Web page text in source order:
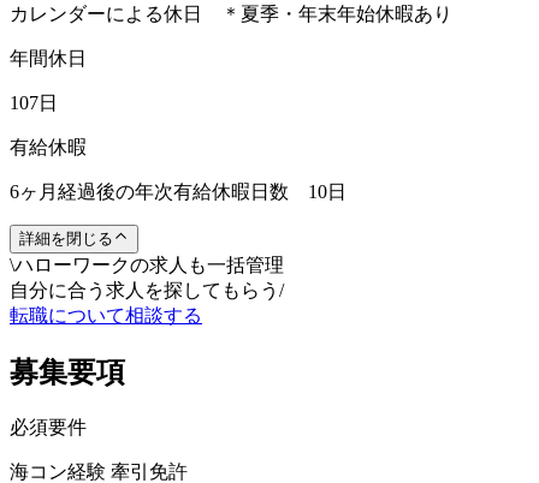
カレンダーによる休日 ＊夏季・年末年始休暇あり
年間休日
107日
有給休暇
6ヶ月経過後の年次有給休暇日数 10日
詳細を閉じる
\ハローワークの求人も一括管理
自分に合う求人を探してもらう /
転職について相談する
募集要項
必須要件
海コン経験 牽引免許